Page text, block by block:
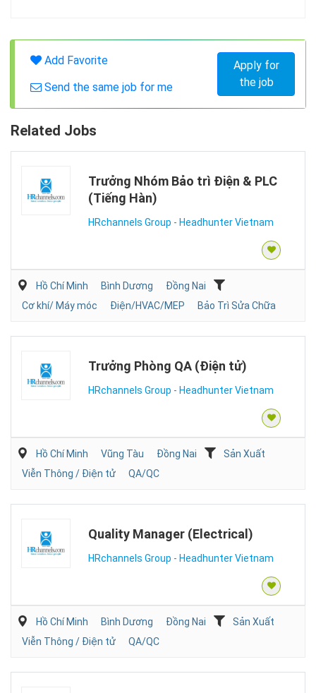
Add Favorite
Send the same job for me
Apply for
the job
Related Jobs
Trưởng Nhóm Bảo trì Điện & PLC
(Tiếng Hàn)
HRchannels Group - Headhunter Vietnam
Hồ Chí Minh Bình Dương
Đồng Nai
Cơ khí/ Máy móc
Điện/HVAC/MEP Bảo Trì Sửa Chữa
Trưởng Phòng QA (Điện tử)
HRchannels Group - Headhunter Vietnam
Hồ Chí Minh Vũng Tàu Đồng Nai
Sản Xuất
Viễn Thông / Điện tử
QA/QC
Quality Manager (Electrical)
HRchannels Group - Headhunter Vietnam
Hồ Chí Minh Bình Dương Đồng Nai
Sản Xuất
Viễn Thông / Điện tử
QA/QC